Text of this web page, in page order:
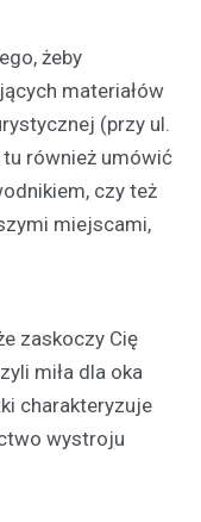
żeby
materiałów
(przy ul.
również umówić
czy też
miejscami,
zaskoczy Cię
miła dla oka
charakteryzuje
wystroju